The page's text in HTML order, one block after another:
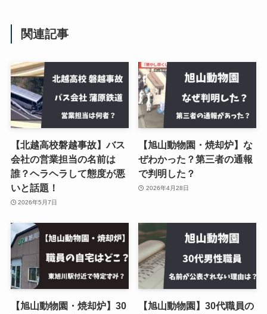
関連記事
【北越高校磐越事故】バス
会社の営業担当の名前は
誰？ヘラヘラして態度が悪
いと話題！
2026年5月7日
【旭山動物園・焼却炉】な
ぜわかった？第三者の通報
で判明した？
2026年4月28日
【旭山動物園・焼却炉】30
【旭山動物園】30代職員の